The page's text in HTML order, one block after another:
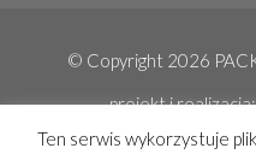
© Copyright 2026
projekt i
Ten serwis wykorzystuje